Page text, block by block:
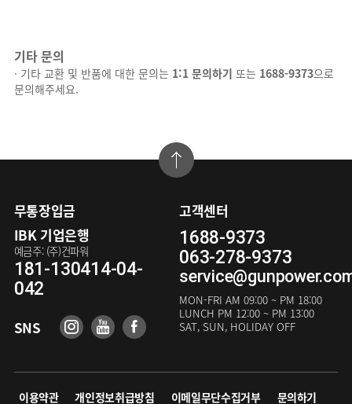
기타 문의
· 기타 교환 및 반품에 대한 문의는 1:1 문의하기 또는 1688-9373으로
문의해주세요.
무통장입금
IBK 기업은행
예금주: (주)건파워
181-130414-04-
042
SNS
고객센터
1688-9373
063-278-9373
MON-FRI AM 09:00 ~ PM 18:00
LUNCH PM 12:00 ~ PM 13:00
SAT, SUN, HOLIDAY OFF
이용약관 개인정보취급방침 이메일무단수집거부 문의하기